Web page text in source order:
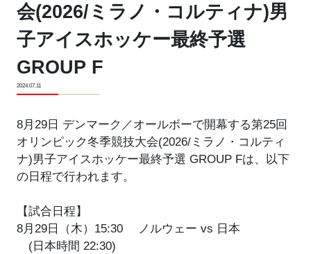
会(2026/ミラノ・コルティナ)男
子アイスホッケー最終予選
GROUP F
2024.07.11
8月29日 デンマーク／オールボーで開幕する第25回
オリンピック冬季競技大会(2026/ミラノ・コルティ
ナ)男子アイスホッケー最終予選 GROUP Fは、以下
の日程で行われます。
【試合日程】
8月29日（木）15:30 ノルウェー vs 日本
(日本時間 22:30)